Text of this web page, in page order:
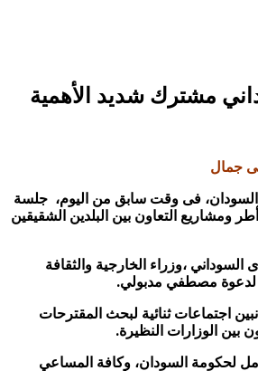
مشترك شديد الأهمية
جمال
فى وقت سابق من اليوم، جلسة
ومشاريع التعاون بين البلدين الشقيقين
،وزراء الخارجية والثقافة
لدعوة مصطفي مدبولي.
اجتماعات ثنائية لبحث المقترحات
بين الوزارات النظيرة.
لحكومة السودان، وكافة المساعي